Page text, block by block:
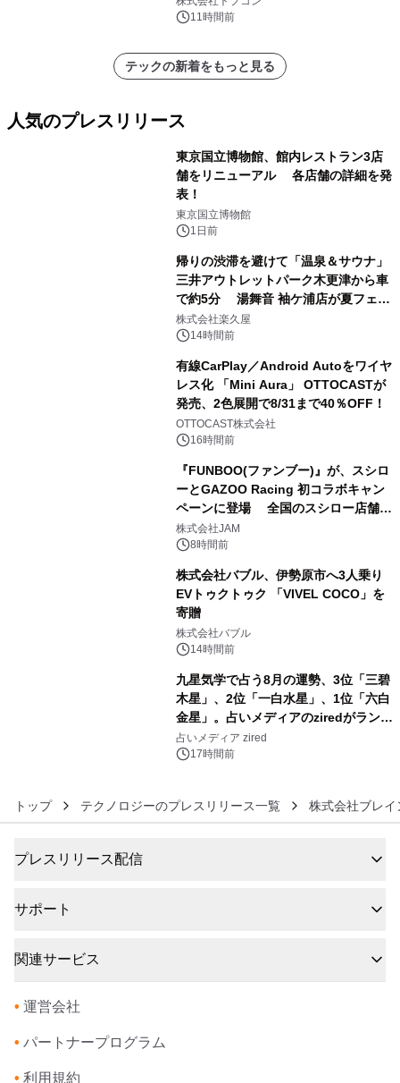
11時間前
テックの新着をもっと見る
人気のプレスリリース
東京国立博物館、館内レストラン3店
舗をリニューアル 各店舗の詳細を発
表！
東京国立博物館
1日前
帰りの渋滞を避けて「温泉＆サウナ」
三井アウトレットパーク木更津から車
で約5分 湯舞音 袖ケ浦店が夏フェア
メニューを提供
株式会社楽久屋
14時間前
有線CarPlay／Android Autoをワイヤ
レス化 「Mini Aura」 OTTOCASTが
発売、2色展開で8/31まで40％OFF！
OTTOCAST株式会社
16時間前
『FUNBOO(ファンブー)』が、スシロ
ーとGAZOO Racing 初コラボキャン
ペーンに登場 全国のスシロー店舗で
GR 4車種の FUNBOO(ミニカー)付き
メニューが展開されます
株式会社JAM
8時間前
株式会社バブル、伊勢原市へ3人乗り
EVトゥクトゥク 「VIVEL COCO」を
寄贈
株式会社バブル
14時間前
九星気学で占う8月の運勢、3位「三碧
木星」、2位「一白水星」、1位「六白
金星」。占いメディアのziredがランキ
ングを発表
占いメディア zired
17時間前
トップ テクノロジーのプレスリリース一覧 株式会社ブレイ
プレスリリース配信
サポート
関連サービス
• 運営会社
• パートナープログラム
• 利用規約